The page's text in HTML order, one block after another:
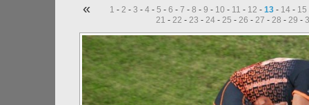
« 1 - 2 - 3 - 4- 5 - 6 - 7 - 8 - 9 - 10 - 11 - 12 - 13- 14- 15
21 - 22 - 23 - 24 - 25 - 26 - 27 - 28 - 29 -